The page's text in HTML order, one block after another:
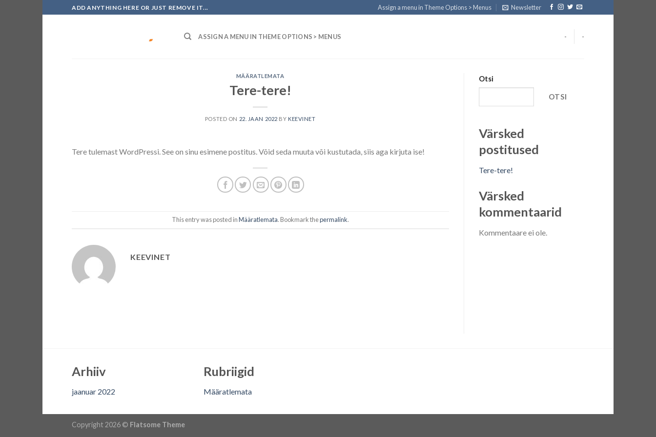
ADD ANYTHING HERE OR JUST REMOVE IT... Assign a menu in Theme Options > Menus Newsletter
ASSIGN A MENU IN THEME OPTIONS > MENUS - -
MÄÄRATLEMATA
Tere-tere!
POSTED ON 22. JAAN 2022 BY KEEVINET
Tere tulemast WordPressi. See on sinu esimene postitus. Võid seda muuta või kustutada, siis aga kirjuta ise!
This entry was posted inMääratlemata. Bookmark thepermalink.
KEEVINET
Otsi
OTSI
Värsked
postitused
Tere-tere!
Värsked
kommentaarid
Kommentaare ei ole.
Arhiiv
jaanuar 2022
Rubriigid
Määratlemata
Copyright 2026 © Flatsome Theme